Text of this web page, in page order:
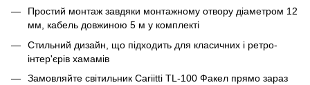
Простий монтаж завдяки монтажному отвору діаметром 12
мм, кабель довжиною 5 м у комплекті
Стильний дизайн, що підходить для класичних і ретро-
інтер'єрів хамамів
Замовляйте світильник Cariitti TL-100 Факел прямо зараз